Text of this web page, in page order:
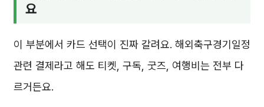
요
이 부분에서 카드 선택이 진짜 갈려요. 해외축구경기일정
관련 결제라고 해도 티켓, 구독, 굿즈, 여행비는 전부 다
르거든요.